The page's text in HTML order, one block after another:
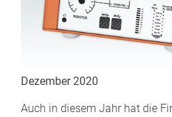
Dezember 2020
Auch in diesem Jahr hat die